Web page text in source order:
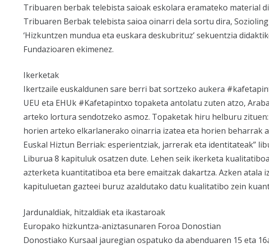
Tribuaren berbak telebista saioak eskolara eramateko material
Tribuaren Berbak telebista saioa oinarri dela sortu dira,
‘Hizkuntzen mundua eta euskara deskubrituz’ sekuentzia
Fundazioaren ekimenez.
Ikerketak
Ikertzaile euskaldunen sare berri bat sortzeko aukera
UEU eta EHUk #Kafetapintxo topaketa antolatu zuten atzo,
arteko lortura sendotzeko asmoz. Topaketak hiru helburu
horien arteko elkarlanerako oinarria izatea eta horien beharrak
Euskal Hiztun Berriak: esperientziak, jarrerak eta identitateak”
Liburua 8 kapituluk osatzen dute. Lehen seik ikerketa
azterketa kuantitatiboa eta bere emaitzak dakartza. Azken atala
kapituluetan gazteei buruz azaldutako datu kualitatibo zein
Jardunaldiak, hitzaldiak eta ikastaroak
Europako hizkuntza-aniztasunaren Foroa Donostian
Donostiako Kursaal jauregian ospatuko da abenduaren 15 eta